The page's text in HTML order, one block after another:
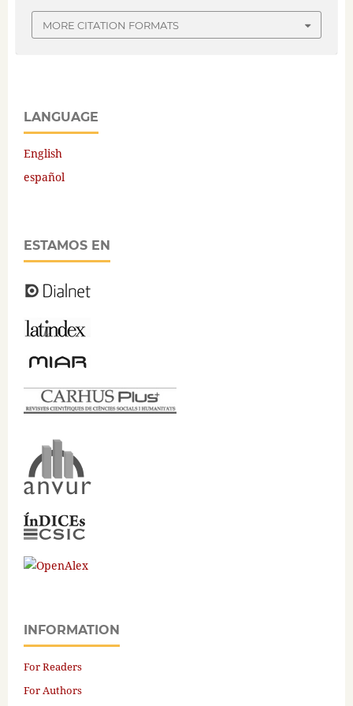
MORE CITATION FORMATS
LANGUAGE
English
español
ESTAMOS EN
INFORMATION
For Readers
For Authors